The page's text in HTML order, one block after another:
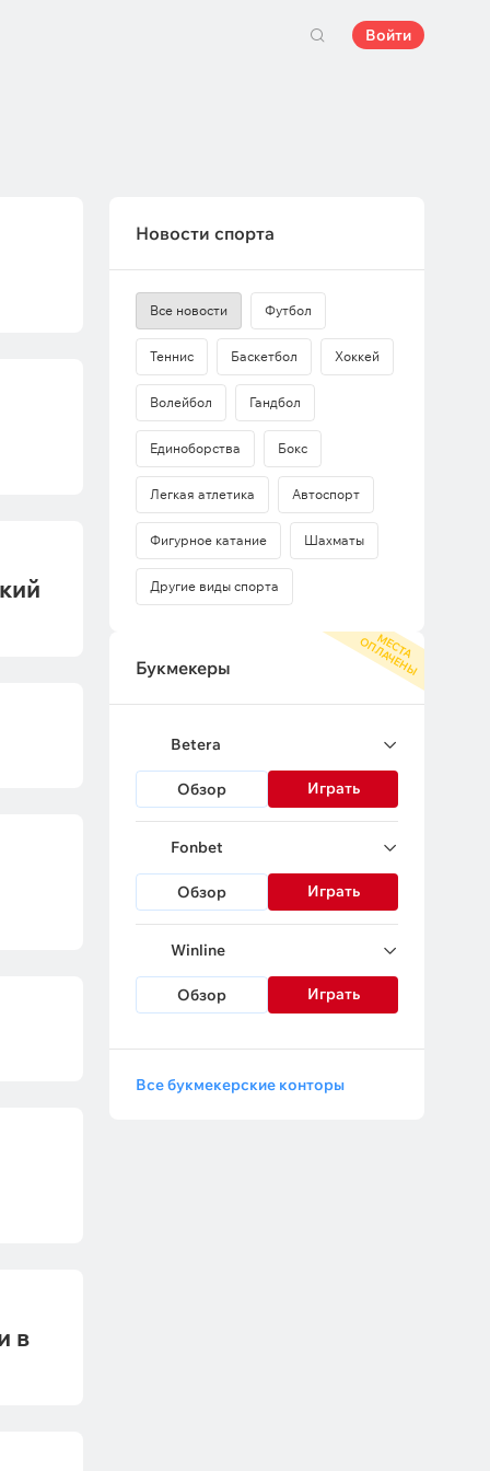
Войти
в
Новости спорта
Все новости Футбол
Теннис Баскетбол Хоккей
Волейбол Гандбол
Единоборства Бокс
Легкая атлетика Автоспорт
Фигурное катание Шахматы
Другие виды спорта
М
Е
С
Т
А
О
П
Л
А
Ч
Е
Н
Ы
Букмекеры
Betera
Обзор Играть
Fonbet
Обзор Играть
Winline
Обзор Играть
Все букмекерские конторы